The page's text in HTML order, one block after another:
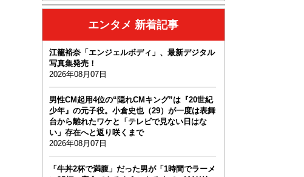
エンタメ 新着記事
江籠裕奈「エンジェルボディ」、最新デジタル
写真集発売！
2026年08月07日
男性CM起用4位の“隠れCMキング”は『20世紀
少年』の元子役。小倉史也（29）が一度は表舞
台から離れたワケと「テレビで見ない日はな
い」存在へと返り咲くまで
2026年08月07日
「牛丼2杯で満腹」だった男が「1時間でラーメ